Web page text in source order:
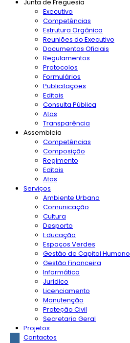
Junta de Freguesia
Executivo
Competências
Estrutura Orgânica
Reuniões do Executivo
Documentos Oficiais
Regulamentos
Protocolos
Formulários
Publicitações
Editais
Consulta Pública
Atas
Transparência
Assembleia
Competências
Composição
Regimento
Editais
Atas
Serviços
Ambiente Urbano
Comunicação
Cultura
Desporto
Educação
Espaços Verdes
Gestão de Capital Humano
Gestão Financeira
Informática
Juridico
Licenciamento
Manutenção
Proteção Civil
Secretaria Geral
Projetos
Contactos